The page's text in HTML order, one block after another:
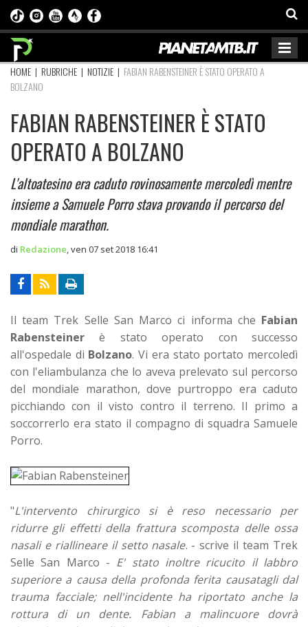
HOME | RUBRICHE | NOTIZIE | FABIAN RABENSTEINER È STATO OPERATO A
BOLZANO
FABIAN RABENSTEINER È STATO
OPERATO A BOLZANO
L'altoatesino era caduto rovinosamente mercoledì mentre
insieme a Samuele Porro stava provando il percorso del
mondiale marathon.
di Redazione ven 07 set 2018 16:41
Il team Trek Selle San Marco ci informa che Fabian
Rabensteiner è stato operato con successo
all'ospedale di Bolzano. Vi era stato portato mercoledì
con l'eliambulanza che lo aveva prelevato sul percorso
del mondiale marathon, dove purtroppo era caduto
picchiando con il visto contro il terreno. Il primo a
soccorrerlo era stato il compagno di squadra Samuele
Porro.
"L'intervento chirurgico si è reso necessario per
ridurre gli effetti della frattura scomposta delle ossa
nasali e riallineare il setto nasale. - scrive il team Trek
Selle San Marco - E' stato inoltre ricucito il labbro
superiore a causa della profonda ferita causatagli dal
trauma facciale; nell'incidente ha riportato anche la
rottura di un dente. Fabian a malincuore dovrà